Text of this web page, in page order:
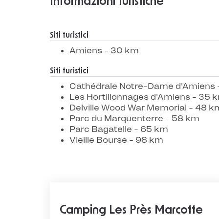
Siti turistici
Amiens - 30 km
Siti turistici
Cathédrale Notre-Dame d'Amiens
Les Hortillonnages d'Amiens - 35
Delville Wood War Memorial - 48
Parc du Marquenterre - 58 km
Parc Bagatelle - 65 km
Vieille Bourse - 98 km
Camping Les Près Marcotte